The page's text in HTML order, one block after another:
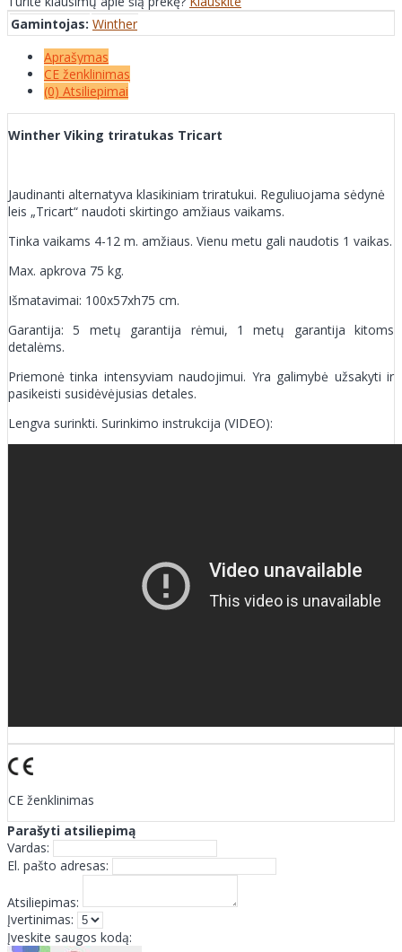
Gamintojas: Winther
Aprašymas
CE ženklinimas
(0) Atsiliepimai
Winther Viking triratukas Tricart
Jaudinanti alternatyva klasikiniam triratukui. Reguliuojama sėdynė
leis „Tricart“ naudoti skirtingo amžiaus vaikams.
Tinka vaikams 4-12 m. amžiaus. Vienu metu gali naudotis 1 vaikas.
Max. apkrova 75 kg.
Išmatavimai: 100x57xh75 cm.
Garantija: 5 metų garantija rėmui, 1 metų garantija kitoms
detalėms.
Priemonė tinka intensyviam naudojimui. Yra galimybė užsakyti ir
pasikeisti susidėvėjusias detales.
Lengva surinkti. Surinkimo instrukcija (VIDEO):
CE ženklinimas
Parašyti atsiliepimą
Vardas:
El. pašto adresas:
Atsiliepimas:
Įvertinimas:
Įveskite saugos kodą: